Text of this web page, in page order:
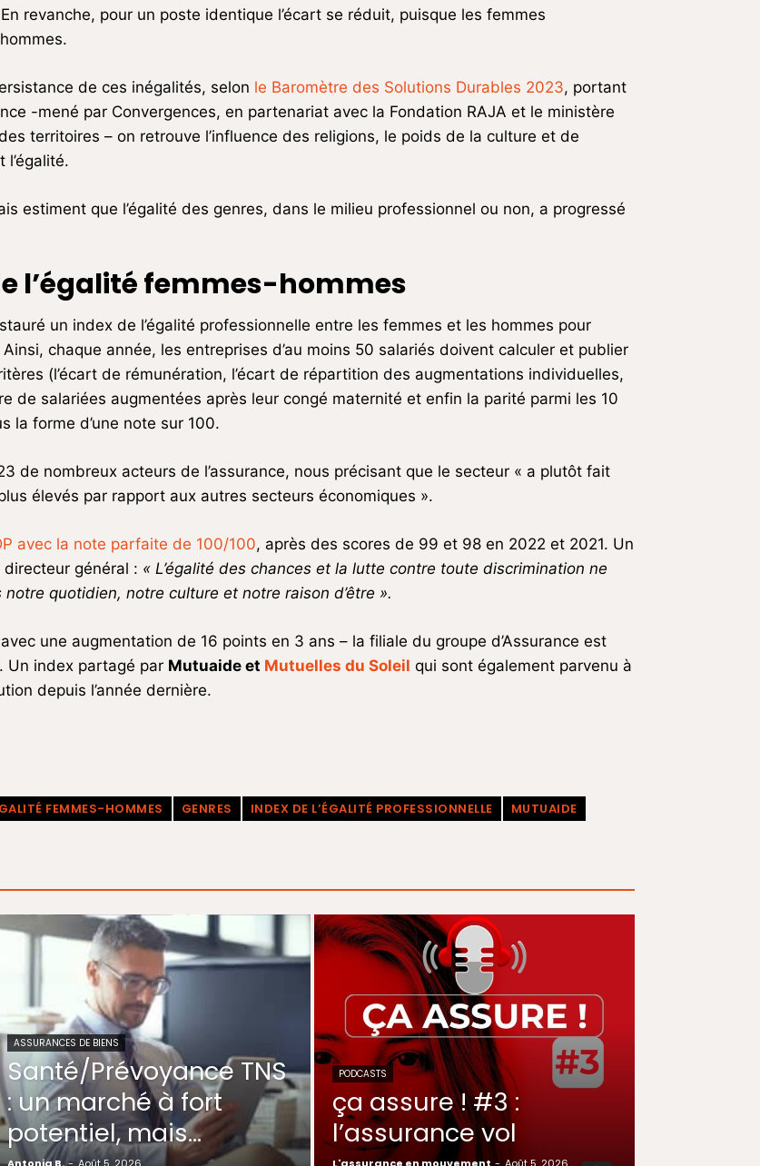
revanche, pour un poste identique l’écart se réduit, puisque les femmes
de ces inégalités, selon le Baromètre des Solutions Durables 2023, portant
-mené par Convergences, en partenariat avec la Fondation RAJA et le ministère
territoires – on retrouve l’influence des religions, le poids de la culture et de
estiment que l’égalité des genres, dans le milieu professionnel ou non, a progressé
l’égalité femmes-hommes
un index de l’égalité professionnelle entre les femmes et les hommes pour
chaque année, les entreprises d’au moins 50 salariés doivent calculer et publier
(l’écart de rémunération, l’écart de répartition des augmentations individuelles,
de salariées augmentées après leur congé maternité et enfin la parité parmi les 10
la forme d’une note sur 100.
de nombreux acteurs de l’assurance, nous précisant que le secteur « a plutôt fait
élevés par rapport aux autres secteurs économiques ».
avec la note parfaite de 100/100, après des scores de 99 et 98 en 2022 et 2021. Un
directeur général : « L’égalité des chances et la lutte contre toute discrimination ne
quotidien, notre culture et notre raison d’être ».
une augmentation de 16 points en 3 ans – la filiale du groupe d’Assurance est
Un index partagé par Mutuaide et Mutuelles du Soleil qui sont également parvenu à
depuis l’année dernière.
FEMMES-HOMMES GENRES INDEX DE L’ÉGALITÉ PROFESSIONNELLE
MUTUAIDE
ASSURANCES DE BIENS
Santé/Prévoyance TNS
: un marché à fort
potentiel, mais…
PODCASTS
ça assure ! #3 :
l’assurance vol